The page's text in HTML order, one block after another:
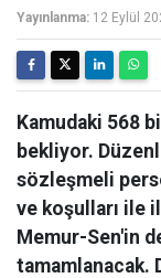
Yayınlanma: 12 Eylül
Kamudaki 568
bekliyor.
sözleşmeli
ve koşulları ile
Memur-Sen'in
tamamlanacak.